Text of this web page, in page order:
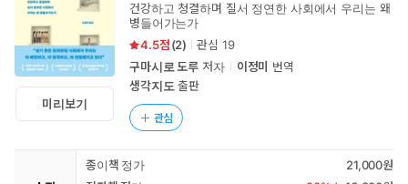
미리보기
건강하고 청결하며 질서 정연한 사회에서 우리는 왜
병들어가는가
4.5
(2) 관심 19
구마시로 도루 저자 이정미
번역
생각지도 출판
관심
종이책 정가
21,000원